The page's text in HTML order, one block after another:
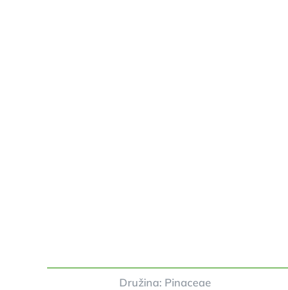
Družina: Pinaceae